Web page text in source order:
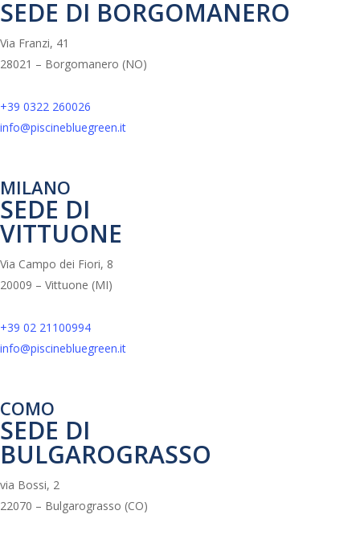
SEDE DI BORGOMANERO
Via Franzi, 41
28021 – Borgomanero (NO)
+39 0322 260026
info@piscinebluegreen.it
MILANO
SEDE DI
VITTUONE
Via Campo dei Fiori, 8
20009 – Vittuone (MI)
+39 02 21100994
info@piscinebluegreen.it
COMO
SEDE DI
BULGAROGRASSO
via Bossi, 2
22070 – Bulgarograsso (CO)